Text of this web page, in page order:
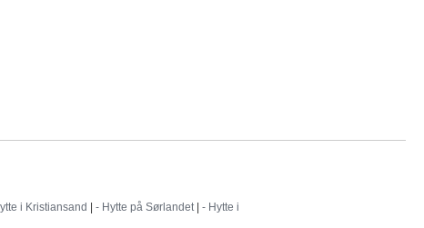
i Kristiansand | - Hytte på Sørlandet | - Hytte i